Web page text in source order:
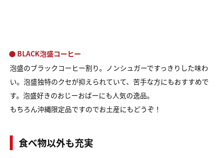
● BLACK泡盛コーヒー
泡盛のブラックコーヒー割り。 ノンシュガーですっきりした味わ
い。 泡盛独特のクセが抑えられていて、 苦手な方にもおすすめで
す。 泡盛好きのおじーおばーにも人気の逸品。
もちろん沖縄限定品ですのでお土産にもどうぞ！
食べ物以外も充実